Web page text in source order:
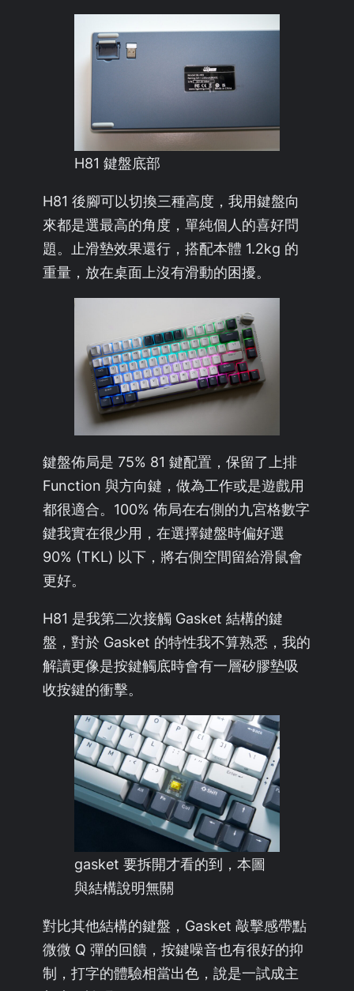
H81 鍵盤底部
H81 後腳可以切換三種高度，我用鍵盤向
來都是選最高的角度，單純個人的喜好問
題。止滑墊效果還行，搭配本體 1.2kg 的
重量，放在桌面上沒有滑動的困擾。
鍵盤佈局是 75% 81 鍵配置，保留了上排
Function 與方向鍵，做為工作或是遊戲用
都很適合。100% 佈局在右側的九宮格數字
鍵我實在很少用，在選擇鍵盤時偏好選
90% (TKL) 以下，將右側空間留給滑鼠會
更好。
H81 是我第二次接觸 Gasket 結構的鍵
盤，對於 Gasket 的特性我不算熟悉，我的
解讀更像是按鍵觸底時會有一層矽膠墊吸
收按鍵的衝擊。
gasket 要拆開才看的到，本圖
與結構說明無關
對比其他結構的鍵盤，Gasket 敲擊感帶點
微微 Q 彈的回饋，按鍵噪音也有很好的抑
制，打字的體驗相當出色，說是一試成主